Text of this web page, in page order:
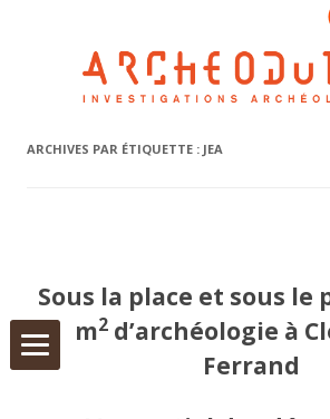
ARCHIVES PAR ÉTIQUETTE : JEA
Sous la place et sous le
m2 d’archéologie à
Ferrand